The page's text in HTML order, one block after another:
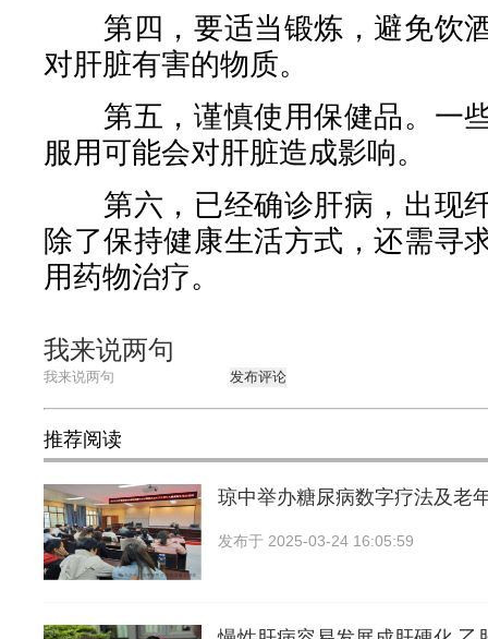
第四，要适当锻炼，避免饮
对肝脏有害的物质。
第五，谨慎使用保健品。一
服用可能会对肝脏造成影响。
第六，已经确诊肝病，出现
除了保持健康生活方式，还需寻
用药物治疗。
我来说两句
发布评论
推荐阅读
琼中举办糖尿病数字疗法及老
发布于 2025-03-24 16:05:59